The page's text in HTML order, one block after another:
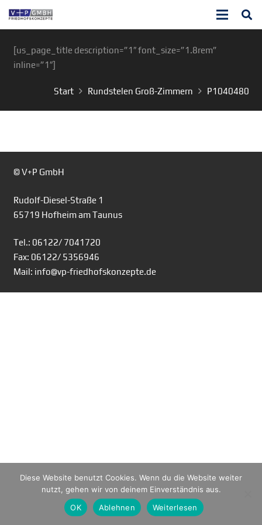
[us_page_title description=”1″ font_size=”1.8rem”
inline=”1″]
Start Rundstelen Groß-Zimmern P1040480
© V+P GmbH
Rudolf-Diesel-Straße 1
65719 Hofheim am Taunus
Tel.: 06122/ 7041720
Fax: 06122/ 5356946
Mail: info@vp-friedhofskonzepte.de
Diese Website benutzt Cookies. Wenn du die Website weiter
nutzt, gehen wir von deinem Einverständnis aus.
OK
Ablehnen Weiterlesen